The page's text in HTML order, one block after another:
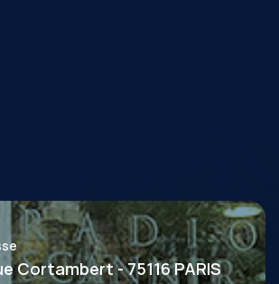
Cortambert - 75116 PARIS